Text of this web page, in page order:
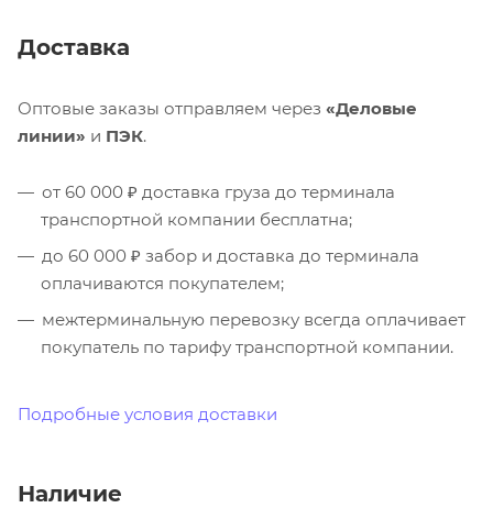
Доставка
Оптовые заказы отправляем через «Деловые
линии» и ПЭК.
от 60 000 ₽ доставка груза до терминала
транспортной компании бесплатна;
до 60 000 ₽ забор и доставка до терминала
оплачиваются покупателем;
межтерминальную перевозку всегда оплачивает
покупатель по тарифу транспортной компании.
Подробные условия доставки
Наличие